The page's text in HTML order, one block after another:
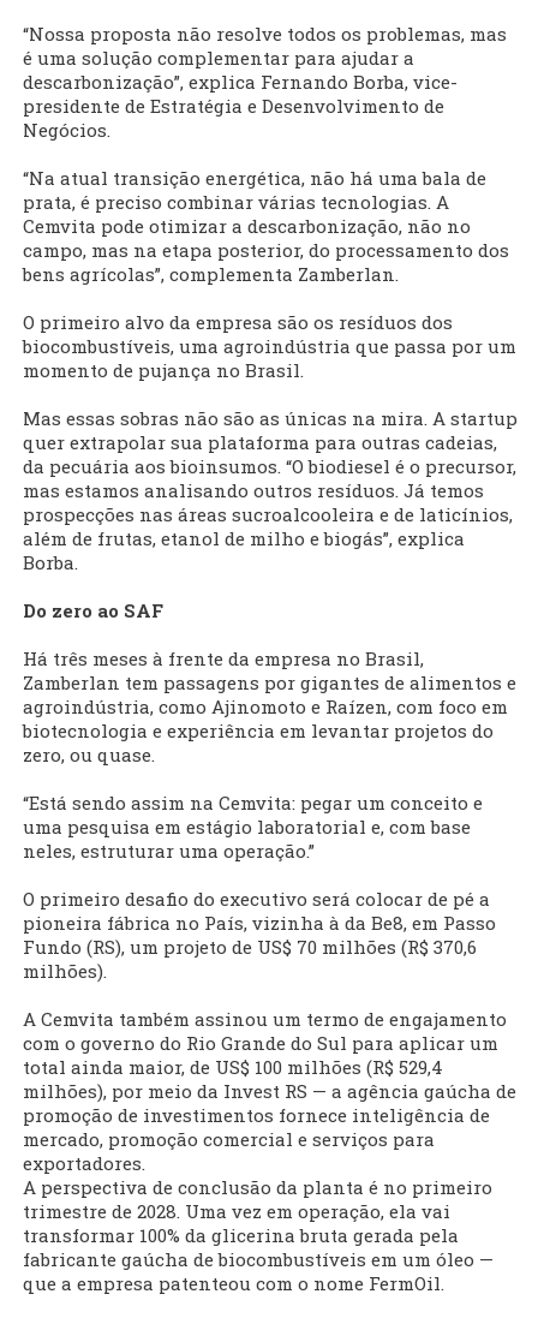
“Nossa proposta não resolve todos os problemas, mas
é uma solução complementar para ajudar a
descarbonização”, explica Fernando Borba, vice-
presidente de Estratégia e Desenvolvimento de
Negócios.
“Na atual transição energética, não há uma bala de
prata, é preciso combinar várias tecnologias. A
Cemvita pode otimizar a descarbonização, não no
campo, mas na etapa posterior, do processamento dos
bens agrícolas”, complementa Zamberlan.
O primeiro alvo da empresa são os resíduos dos
biocombustíveis, uma agroindústria que passa por um
momento de pujança no Brasil.
Mas essas sobras não são as únicas na mira. A startup
quer extrapolar sua plataforma para outras cadeias,
da pecuária aos bioinsumos. “O biodiesel é o precursor,
mas estamos analisando outros resíduos. Já temos
prospecções nas áreas sucroalcooleira e de laticínios,
além de frutas, etanol de milho e biogás”, explica
Borba.
Do zero ao SAF
Há três meses à frente da empresa no Brasil,
Zamberlan tem passagens por gigantes de alimentos e
agroindústria, como Ajinomoto e Raízen, com foco em
biotecnologia e experiência em levantar projetos do
zero, ou quase.
“Está sendo assim na Cemvita: pegar um conceito e
uma pesquisa em estágio laboratorial e, com base
neles, estruturar uma operação.”
O primeiro desafio do executivo será colocar de pé a
pioneira fábrica no País, vizinha à da Be8, em Passo
Fundo (RS), um projeto de US$ 70 milhões (R$ 370,6
milhões).
A Cemvita também assinou um termo de engajamento
com o governo do Rio Grande do Sul para aplicar um
total ainda maior, de US$ 100 milhões (R$ 529,4
milhões), por meio da Invest RS — a agência gaúcha de
promoção de investimentos fornece inteligência de
mercado, promoção comercial e serviços para
exportadores.
A perspectiva de conclusão da planta é no primeiro
trimestre de 2028. Uma vez em operação, ela vai
transformar 100% da glicerina bruta gerada pela
fabricante gaúcha de biocombustíveis em um óleo —
que a empresa patenteou com o nome FermOil.